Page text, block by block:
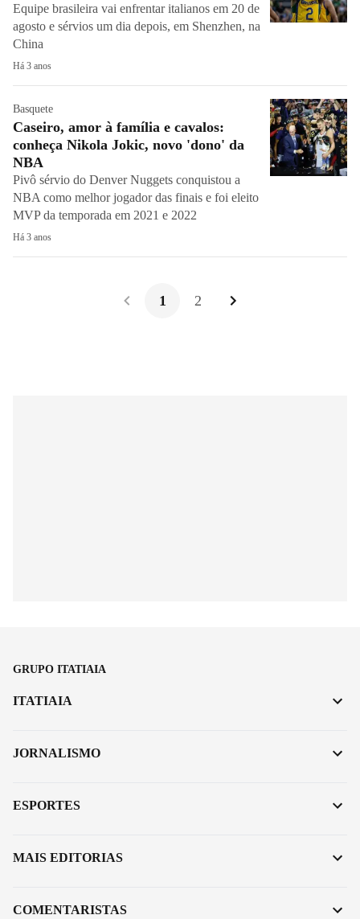
Equipe brasileira vai enfrentar italianos em 20 de
agosto e sérvios um dia depois, em Shenzhen, na
China
Há 3 anos
Basquete
Caseiro, amor à família e cavalos:
conheça Nikola Jokic, novo 'dono' da
NBA
Pivô sérvio do Denver Nuggets conquistou a
NBA como melhor jogador das finais e foi eleito
MVP da temporada em 2021 e 2022
Há 3 anos
1 2
GRUPO ITATIAIA
ITATIAIA
JORNALISMO
ESPORTES
MAIS EDITORIAS
COMENTARISTAS